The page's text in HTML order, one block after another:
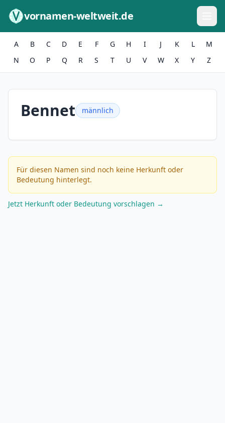
vornamen-weltweit.de
A B C D E F G H I J K L
M
N
O P Q R S T U V W X Y Z
Bennet männlich
Für diesen Namen sind noch keine Herkunft oder
Bedeutung hinterlegt.
Jetzt Herkunft oder Bedeutung vorschlagen →